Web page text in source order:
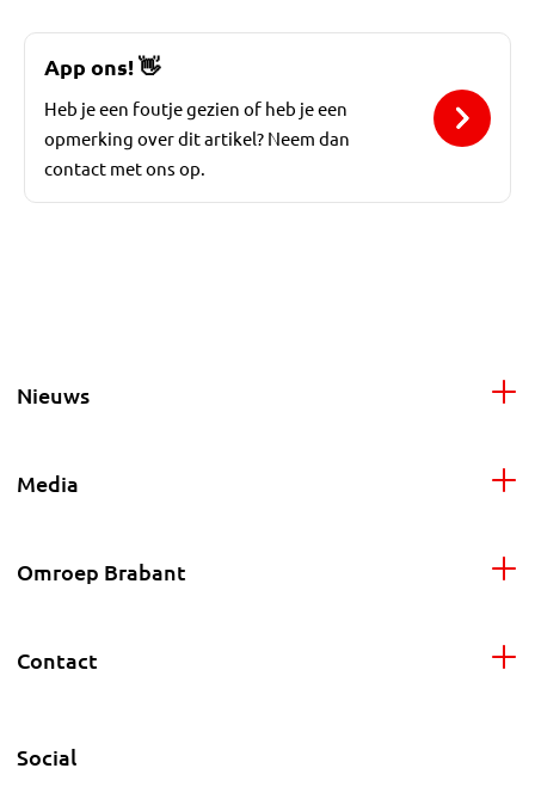
App ons!👋
Heb je een foutje gezien of heb je een
opmerking over dit artikel? Neem dan
contact met ons op.
Nieuws
Media
Omroep Brabant
Contact
Social